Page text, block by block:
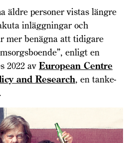
äldre personer vistas längre
inläggningar och
mer benägna att tidigare
enligt en
2022 av European Centre
and Research, en tanke­